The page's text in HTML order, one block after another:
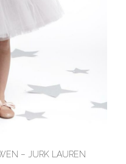
– JURK LAUREN